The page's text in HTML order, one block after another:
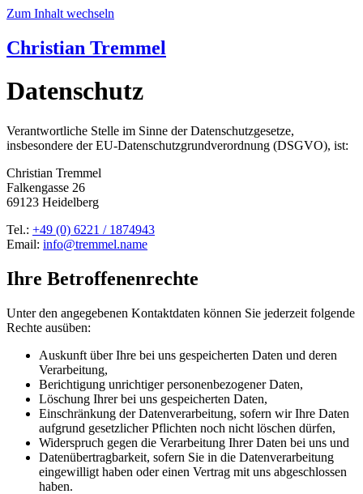
Zum Inhalt wechseln
Christian Tremmel
Datenschutz
Verantwortliche Stelle im Sinne der Datenschutzgesetze,
insbesondere der EU-Datenschutzgrundverordnung (DSGVO), ist:
Christian Tremmel
Falkengasse 26
69123 Heidelberg
Tel.: +49 (0) 6221 / 1874943
Email: info@tremmel.name
Ihre Betroffenenrechte
Unter den angegebenen Kontaktdaten können Sie jederzeit folgende
Rechte ausüben:
Auskunft über Ihre bei uns gespeicherten Daten und deren
Verarbeitung,
Berichtigung unrichtiger personenbezogener Daten,
Löschung Ihrer bei uns gespeicherten Daten,
Einschränkung der Datenverarbeitung, sofern wir Ihre Daten
aufgrund gesetzlicher Pflichten noch nicht löschen dürfen,
Widerspruch gegen die Verarbeitung Ihrer Daten bei uns und
Datenübertragbarkeit, sofern Sie in die Datenverarbeitung
eingewilligt haben oder einen Vertrag mit uns abgeschlossen
haben.